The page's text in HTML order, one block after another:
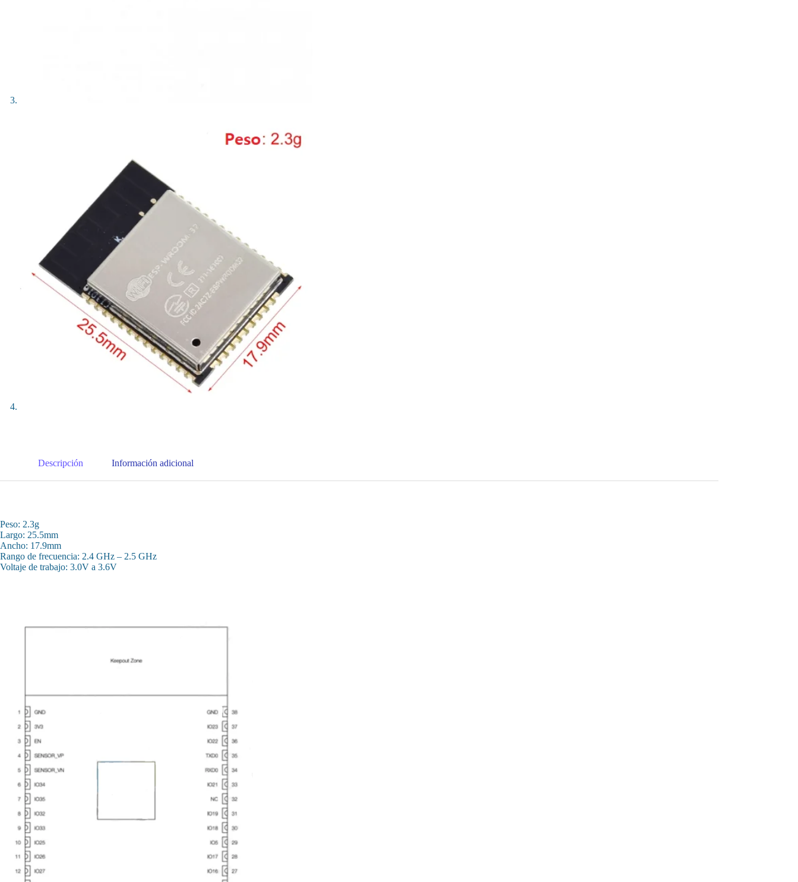
Descripción Información adicional
Peso: 2.3g
Largo: 25.5mm
Ancho: 17.9mm
Rango de frecuencia: 2.4 GHz – 2.5 GHz
Voltaje de trabajo: 3.0V a 3.6V